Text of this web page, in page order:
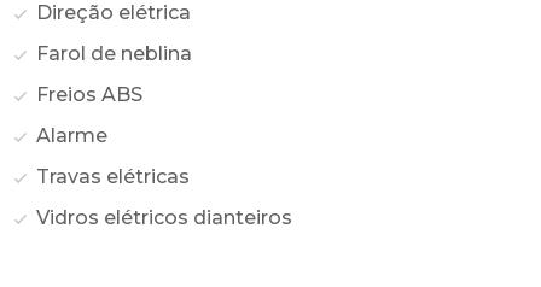
Direção elétrica
Farol de neblina
Freios ABS
Alarme
Travas elétricas
Vidros elétricos dianteiros